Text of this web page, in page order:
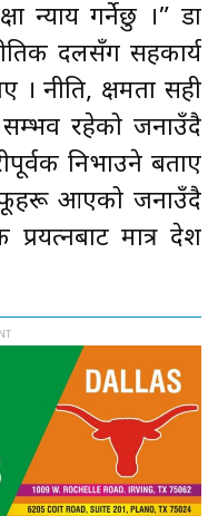
न्याय गर्नेछु ।” डा
दलसँग सहकार्य
। नीति, क्षमता सही
रहेको जनाउँदै
निभाउने बताए
आएको जनाउँदै
मात्र देश